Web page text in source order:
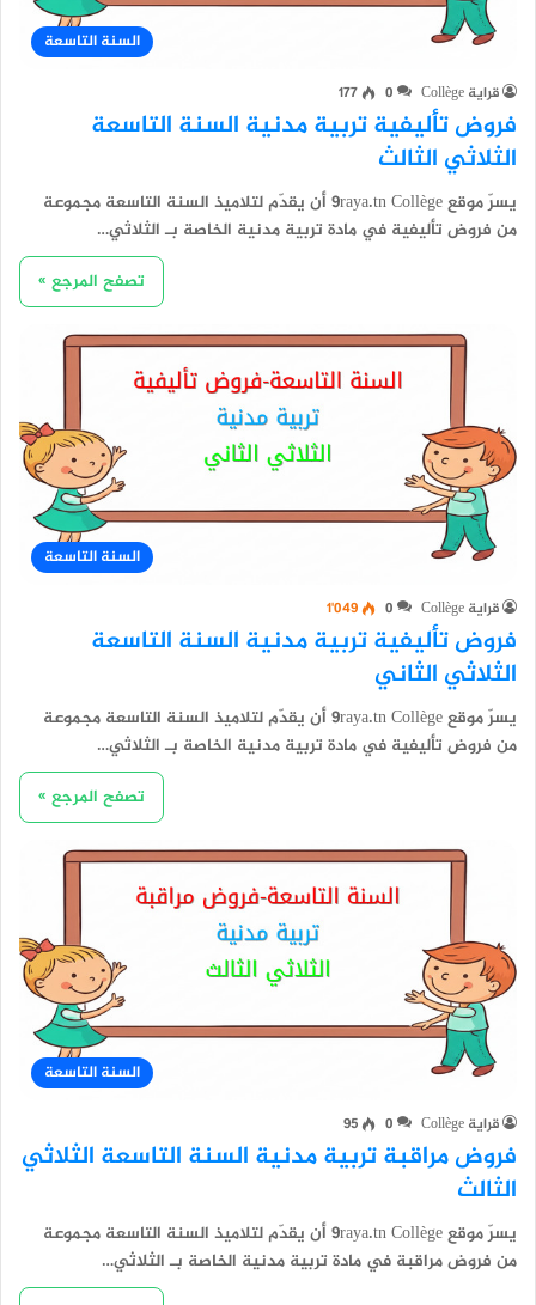
السنة التاسعة
قراية Collège 0
177
فروض تأليفية تربية مدنية السنة التاسعة
الثلاثي الثالث
يسرّ موقع 9raya.tn Collège أن يقدّم لتلاميذ السنة التاسعة مجموعة
من فروض تأليفية في مادة تربية مدنية الخاصة بـ الثلاثي…
تصفح المرجع »
السنة التاسعة
قراية Collège 0 1٬049
فروض تأليفية تربية مدنية السنة التاسعة
الثلاثي الثاني
يسرّ موقع 9raya.tn Collège أن يقدّم لتلاميذ السنة التاسعة مجموعة
من فروض تأليفية في مادة تربية مدنية الخاصة بـ الثلاثي…
تصفح المرجع »
السنة التاسعة
قراية Collège 0
95
فروض مراقبة تربية مدنية السنة التاسعة الثلاثي
الثالث
يسرّ موقع 9raya.tn Collège أن يقدّم لتلاميذ السنة التاسعة مجموعة
من فروض مراقبة في مادة تربية مدنية الخاصة بـ الثلاثي…